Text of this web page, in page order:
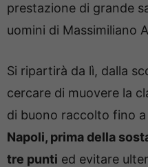
prestazione di grande
uomini di Massimiliano
Si ripartirà da lì, dalla
cercare di muovere la
di buono raccolto fino
Napoli, prima della
tre punti ed evitare